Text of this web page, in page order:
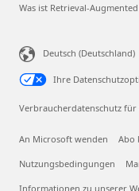
Was ist Retrieval-
Deutsch (Deutschland)
Ihre
Verbraucherdatenschutz für
An Microsoft wenden Abo
Nutzungsbedingungen
Informationen zu unserer